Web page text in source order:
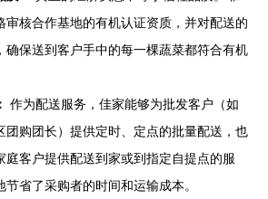
审核合作基地的有机认证资质，并对配送的
确保送到客户手中的每一棵蔬菜都符合有机
作为配送服务，佳家能够为批发客户（如
团购团长）提供定时、定点的批量配送，也
庭客户提供配送到家或到指定自提点的服
省了采购者的时间和运输成本。